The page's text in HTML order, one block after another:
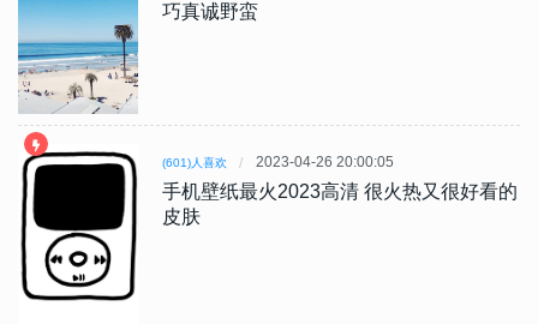
巧真诚野蛮
(601)人喜欢 2023-04-26 20:00:05
手机壁纸最火2023高清 很火热又很好看的
皮肤